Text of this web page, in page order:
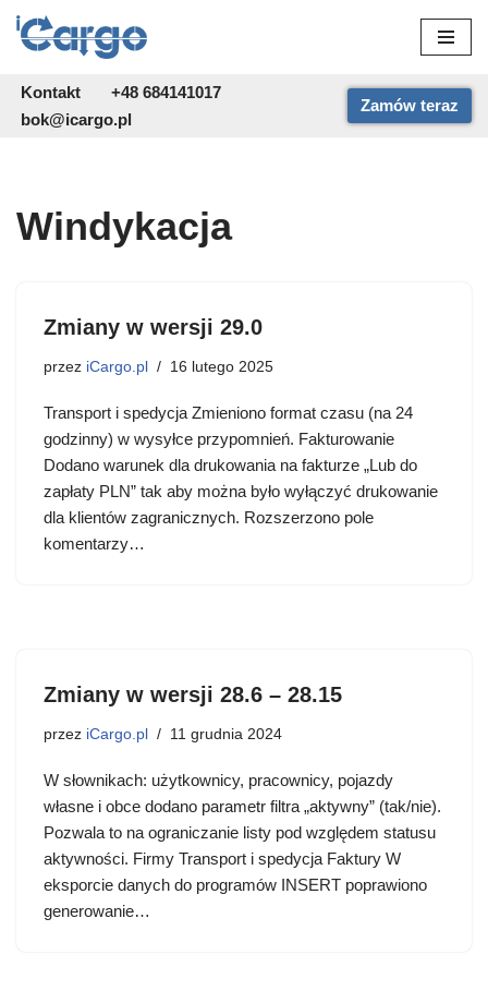
do
treści
Kontakt
+48 684141017
bok@icargo.pl
Zamów teraz
Windykacja
Zmiany w wersji 29.0
przez iCargo.pl 16 lutego 2025
Transport i spedycja Zmieniono format czasu (na 24
godzinny) w wysyłce przypomnień. Fakturowanie
Dodano warunek dla drukowania na fakturze „Lub do
zapłaty PLN” tak aby można było wyłączyć drukowanie
dla klientów zagranicznych. Rozszerzono pole
komentarzy…
Zmiany w wersji 28.6 – 28.15
przez iCargo.pl 11 grudnia 2024
W słownikach: użytkownicy, pracownicy, pojazdy
własne i obce dodano parametr filtra „aktywny” (tak/nie).
Pozwala to na ograniczanie listy pod względem statusu
aktywności. Firmy Transport i spedycja Faktury W
eksporcie danych do programów INSERT poprawiono
generowanie…